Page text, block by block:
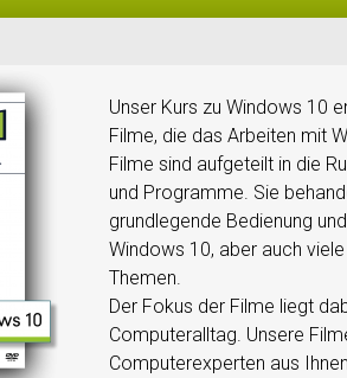
Unser Kurs zu Windows 10
Filme, die das Arbeiten mit
Filme sind aufgeteilt in die
und Programme. Sie
grundlegende Bedienung
Windows 10, aber auch
Themen.
Der Fokus der Filme liegt
Computeralltag. Unsere
Computerexperten aus